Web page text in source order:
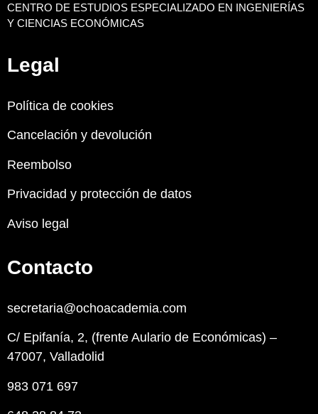
CENTRO DE ESTUDIOS ESPECIALIZADO EN INGENIERÍAS
Y CIENCIAS ECONÓMICAS
Legal
Política de cookies
Cancelación y devolución
Reembolso
Privacidad y protección de datos
Aviso legal
Contacto
secretaria@ochoacademia.com
C/ Epifanía, 2, (frente Aulario de Económicas) –
47007, Valladolid
983 071 697